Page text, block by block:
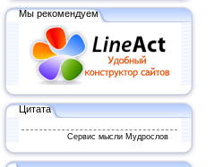
Мы рекомендуем
Цитата
Сервис мысли Мудрослов